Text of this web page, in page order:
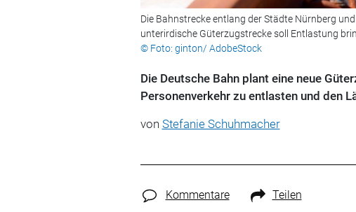
Die Bahnstrecke entlang der Städte Nürnberg
unterirdische Güterzugstrecke soll Entlastung
© Foto: ginton/ AdobeStock
Die Deutsche Bahn plant eine neue
Personenverkehr zu entlasten und den
von Stefanie Schuhmacher
Kommentare Teilen